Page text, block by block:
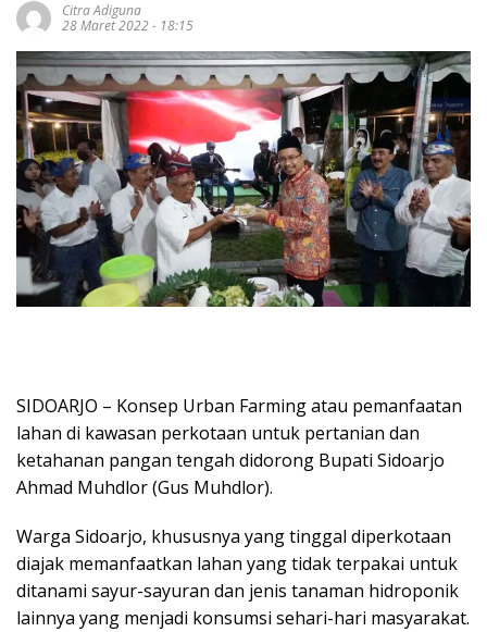
Citra Adiguna
28 Maret 2022 - 18:15
SIDOARJO – Konsep Urban Farming atau pemanfaatan
lahan di kawasan perkotaan untuk pertanian dan
ketahanan pangan tengah didorong Bupati Sidoarjo
Ahmad Muhdlor (Gus Muhdlor).
Warga Sidoarjo, khususnya yang tinggal diperkotaan
diajak memanfaatkan lahan yang tidak terpakai untuk
ditanami sayur-sayuran dan jenis tanaman hidroponik
lainnya yang menjadi konsumsi sehari-hari masyarakat.